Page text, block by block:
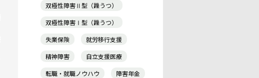
双極性障害Ⅱ型（躁うつ）
双極性障害Ⅰ型（躁うつ）
失業保険
就労移行支援
精神障害
自立支援医療
転職・就職ノウハウ
障害年金